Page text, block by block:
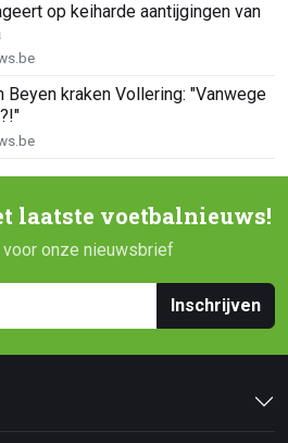
op keiharde aantijgingen van
Beyen kraken Vollering: "Vanwege
laatste voetbalnieuws!
voor onze nieuwsbrief
Inschrijven